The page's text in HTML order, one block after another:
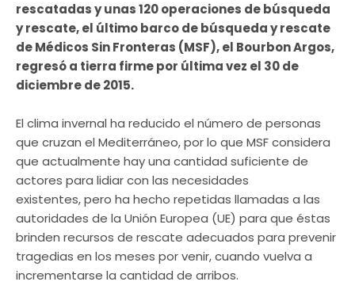
rescatadas y unas 120 operaciones de búsqueda
y rescate, el último barco de búsqueda y rescate
de Médicos Sin Fronteras (MSF), el Bourbon Argos,
regresó a tierra firme por última vez el 30 de
diciembre de 2015.
El clima invernal ha reducido el número de personas
que cruzan el Mediterráneo, por lo que MSF considera
que actualmente hay una cantidad suficiente de
actores para lidiar con las necesidades
existentes, pero ha hecho repetidas llamadas a las
autoridades de la Unión Europea (UE) para que éstas
brinden recursos de rescate adecuados para prevenir
tragedias en los meses por venir, cuando vuelva a
incrementarse la cantidad de arribos.